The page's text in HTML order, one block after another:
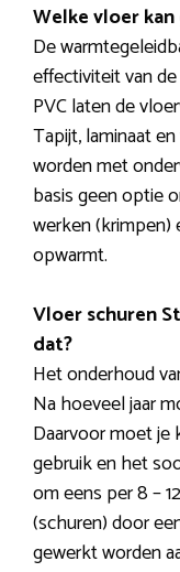
Welke vloer
De
effectiviteit van
PVC laten de
Tapijt, laminaat
worden met
basis geen optie
werken
opwarmt.
Vloer schuren
dat?
Het onderhoud
Na hoeveel jaar
Daarvoor moet je
gebruik en het
om eens per 8 –
(schuren) door
gewerkt worden